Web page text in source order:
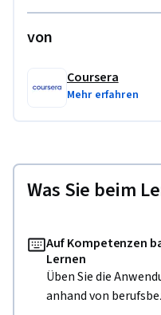
von
Coursera
Mehr erfahren
Was Sie beim
Auf Kompetenzen
Lernen
Üben Sie die
anhand von